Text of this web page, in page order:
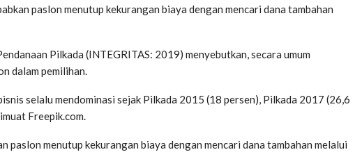
paslon menutup kekurangan biaya dengan mencari dana tambahan
Pilkada (INTEGRITAS: 2019) menyebutkan, secara umum
dalam pemilihan.
selalu mendominasi sejak Pilkada 2015 (18 persen), Pilkada 2017 (26,6
Freepik.com.
paslon menutup kekurangan biaya dengan mencari dana tambahan melalui